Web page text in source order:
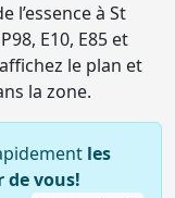
l’essence à St
E10, E85 et
le plan et
la zone.
les
vous!